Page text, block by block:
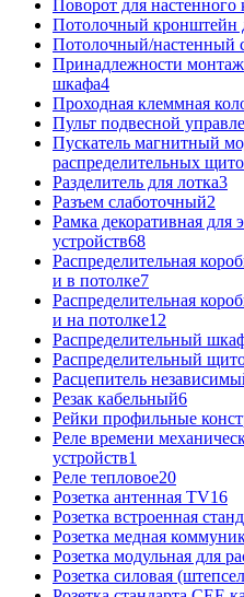
Поворот для настенного
Потолочный кронштейн
Потолочный/настенный
Принадлежности
шкафа4
Проходная клеммная
Пульт подвесной
Пускатель магнитный
распределительных
Разделитель для лотка3
Разъем слаботочный2
Рамка декоративная для
устройств68
Распределительная
и в потолке7
Распределительная
и на потолке12
Распределительный
Распределительный
Расцепитель
Резак кабельный6
Рейки профильные
Реле времени
устройств1
Реле тепловое20
Розетка антенная TV16
Розетка встроенная
Розетка медная
Розетка модульная для
Розетка силовая